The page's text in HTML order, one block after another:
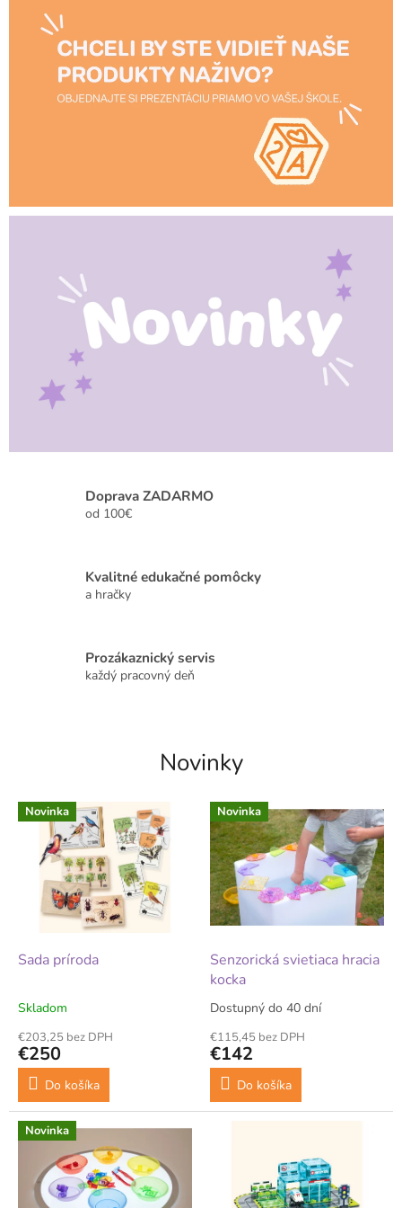
Doprava ZADARMO
od 100€
Kvalitné edukačné pomôcky
a hračky
Prozákaznický servis
každý pracovný deň
Novinky
Novinka
Sada príroda
Skladom
€203,25 bez DPH
€250
Do košíka
Novinka
Senzorická svietiaca hracia
kocka
Dostupný do 40 dní
€115,45 bez DPH
€142
Do košíka
Novinka